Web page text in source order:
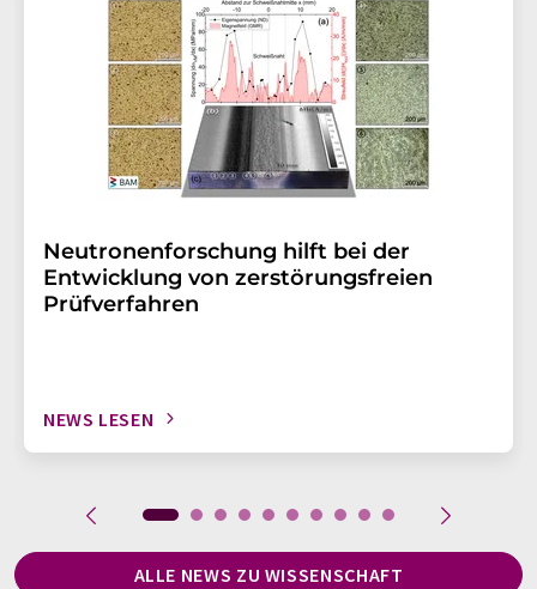
Neutronenforschung hilft bei der
Entwicklung von zerstörungsfreien
Prüfverfahren
NEWS LESEN
ALLE NEWS ZU WISSENSCHAFT